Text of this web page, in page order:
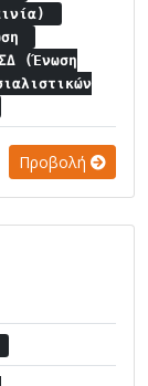
(Ένωση
Προβολή